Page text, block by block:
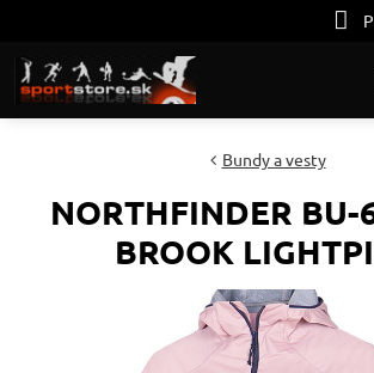
Bundy a vesty
NORTHFINDER BU-
BROOK